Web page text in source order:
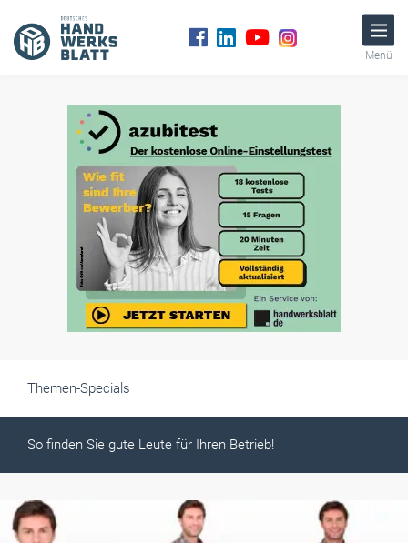
Menü
Themen-Specials
So finden Sie gute Leute für Ihren Betrieb!